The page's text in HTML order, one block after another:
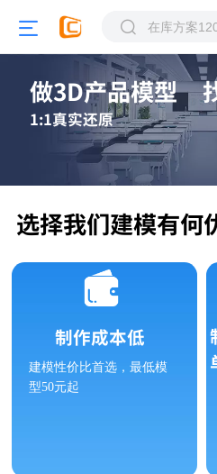
做3D产品模型
1:1真实还原
选择我们建模有何
制作成本低
建模性价比首选，最低模
型50元起